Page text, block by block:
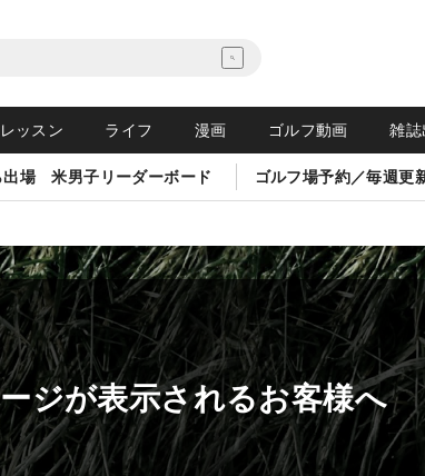
レッスン ライフ 漫画 ゴルフ動画 雑誌
出場 米男子リーダーボード ゴルフ場予約／毎週更
ジが表示されるお客様へ